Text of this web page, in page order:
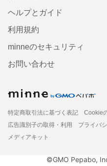
ヘルプとガイド
利用規約
minneのセキュリティ
お問い合わせ
特定商取引法に基づく表記
Cookie
広告識別子の取得・利用
プライバ
メディアキット
©GMO Pepabo,